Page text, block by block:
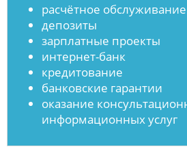
расчётное обслуживание
депозиты
зарплатные проекты
интернет-банк
кредитование
банковские гарантии
оказание
информационных услуг